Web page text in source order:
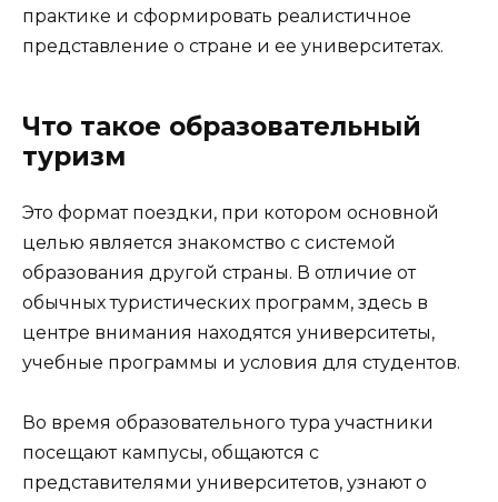
практике и сформировать реалистичное
представление о стране и ее университетах.
Что такое образовательный
туризм
Это формат поездки, при котором основной
целью является знакомство с системой
образования другой страны. В отличие от
обычных туристических программ, здесь в
центре внимания находятся университеты,
учебные программы и условия для студентов.
Во время образовательного тура участники
посещают кампусы, общаются с
представителями университетов, узнают о